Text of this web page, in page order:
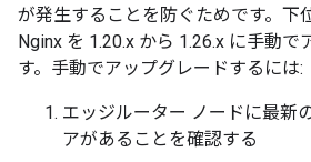
が発生することを防ぐためです。下
Nginx を 1.20.x から 1.26.x に手動で
す。手動でアップグレードするには:
エッジルーター ノードに最新
アがあることを確認する